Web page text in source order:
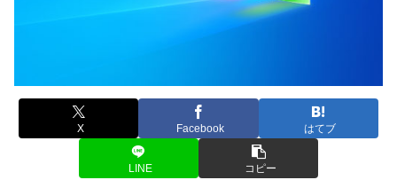
X Facebook はてブ
LINE コピー